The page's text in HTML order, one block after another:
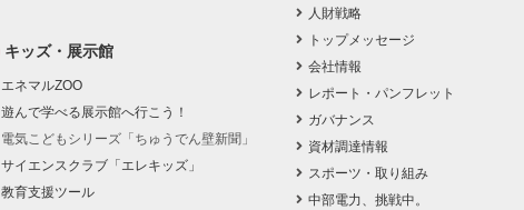
キッズ・展示館
エネマルZOO
遊んで学べる展示館へ行こう！
電気こどもシリーズ「ちゅうでん壁新聞」
サイエンスクラブ「エレキッズ」
教育支援ツール
人財戦略
トップメッセージ
会社情報
レポート・パンフレット
ガバナンス
資材調達情報
スポーツ・取り組み
中部電力、挑戦中。